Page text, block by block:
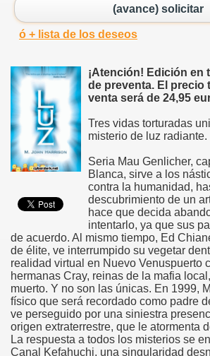
(avance) solicitar
ó + lista de los deseos
¡Atención! Edición en
de preventa. El precio
venta será de 24,95
Tres vidas torturadas
misterio de luz radiante.
Seria Mau Genlicher,
Blanca, sirve a los
contra la humanidad,
descubrimiento de un
hace que decida
intentarlo, ya que sus
de acuerdo. Al mismo tiempo, Ed
de élite, ve interrumpido su vegetar
realidad virtual en Nuevo Venuspuerto
hermanas Cray, reinas de la mafia
muerto. Y no son las únicas. En 1999,
físico que será recordado como padre
ve perseguido por una siniestra
origen extraterrestre, que le atormenta
La respuesta a todos los misterios se
Canal Kefahuchi, una singularidad